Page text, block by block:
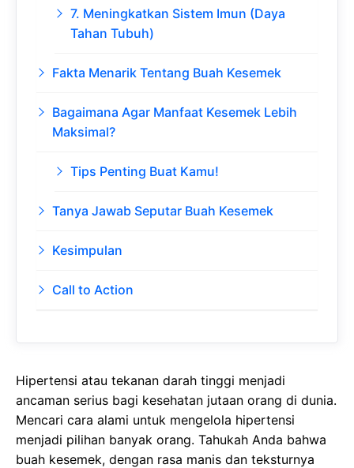
7. Meningkatkan Sistem Imun (Daya
Tahan Tubuh)
Fakta Menarik Tentang Buah Kesemek
Bagaimana Agar Manfaat Kesemek Lebih
Maksimal?
Tips Penting Buat Kamu!
Tanya Jawab Seputar Buah Kesemek
Kesimpulan
Call to Action
Hipertensi atau tekanan darah tinggi menjadi
ancaman serius bagi kesehatan jutaan orang di dunia.
Mencari cara alami untuk mengelola hipertensi
menjadi pilihan banyak orang. Tahukah Anda bahwa
buah kesemek, dengan rasa manis dan teksturnya